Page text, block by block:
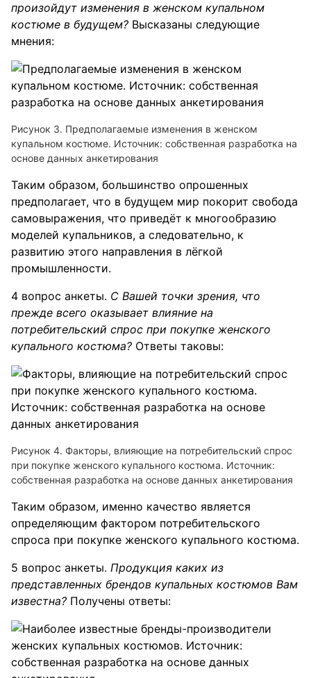
произойдут изменения в женском купальном
костюме в будущем? Высказаны следующие
мнения:
Рисунок 3. Предполагаемые изменения в женском
купальном костюме. Источник: собственная разработка на
основе данных анкетирования
Таким образом, большинство опрошенных
предполагает, что в будущем мир покорит свобода
самовыражения, что приведёт к многообразию
моделей купальников, а следовательно, к
развитию этого направления в лёгкой
промышленности.
4 вопрос анкеты. С Вашей точки зрения, что
прежде всего оказывает влияние на
потребительский спрос при покупке женского
купального костюма? Ответы таковы:
Рисунок 4. Факторы, влияющие на потребительский спрос
при покупке женского купального костюма. Источник:
собственная разработка на основе данных анкетирования
Таким образом, именно качество является
определяющим фактором потребительского
спроса при покупке женского купального костюма.
5 вопрос анкеты. Продукция каких из
представленных брендов купальных костюмов Вам
известна? Получены ответы: